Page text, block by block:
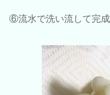
⑥流水で洗い流して完